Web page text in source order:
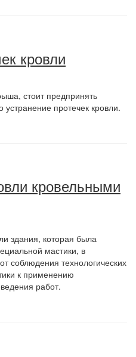
кровли
стоит предпринять
протечек кровли.
кровельными
здания, которая была
мастики, в
соблюдения технологических
к применению
работ.